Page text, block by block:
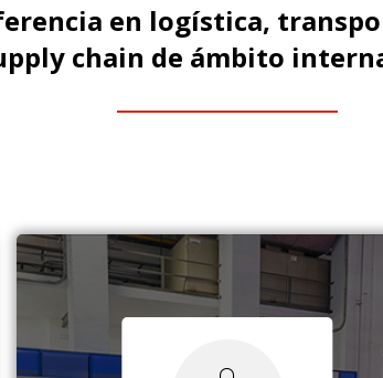
en logística,
chain de ámbito